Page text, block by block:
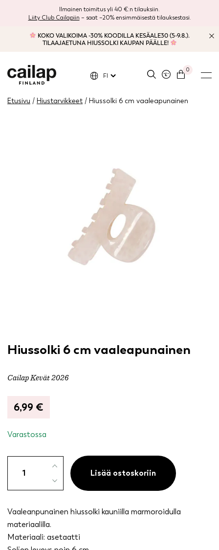
Ilmainen toimitus yli 40 €:n tilauksiin.
Liity Club Cailapiin – saat –20% ensimmäisestä tilauksestasi.
KOKO VALIKOIMA -30% KOODILLA KESÄALE30 (5-9.8.).
TILAAJAETUNA HIUSSOLKI KAUPAN PÄÄLLE!
0
FI
Etusivu / Hiustarvikkeet / Hiussolki 6 cm vaaleapunainen
Hiussolki 6 cm vaaleapunainen
Cailap Kevät 2026
6,99 €
Varastossa
määrä
Lisää ostoskoriin
Vaaleanpunainen hiussolki kauniilla marmoroidulla
materiaalilla.
Materiaali: asetaatti